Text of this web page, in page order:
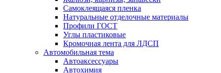
Самоклеящаяся пленка
Натуральные отделочные материалы
Профили ГОСТ
Углы пластиковые
Кромочная лента для ЛДСП
Автомобильная тема
Автоаксессуары
Автохимия